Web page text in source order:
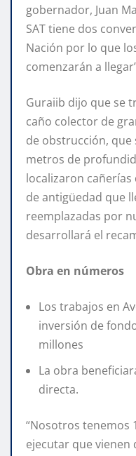
gobernador, Juan
SAT tiene dos
Nación por lo que
comenzarán a
Guraiib dijo que se
caño colector de
de obstrucción, que
metros de
localizaron
de antigüedad que
reemplazadas por
desarrollará el
Obra en números
Los trabajos en
inversión de
millones
La obra
directa.
“Nosotros tenemos
ejecutar que vienen